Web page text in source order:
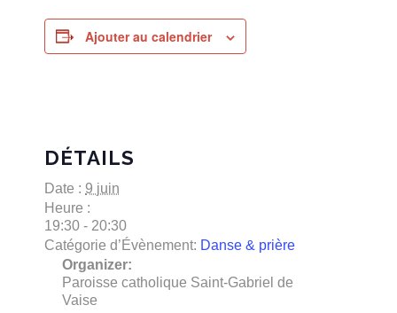
Ajouter au calendrier
DÉTAILS
Date : 9 juin
Heure :
19:30 - 20:30
Catégorie d’Évènement: Danse & prière
Organizer:
Paroisse catholique Saint-Gabriel de
Vaise